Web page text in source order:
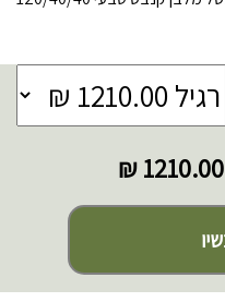
1210.00 ₪